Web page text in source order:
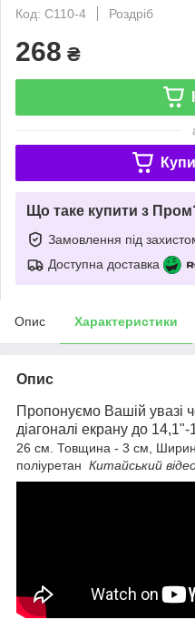
Код: С110-4
Роздріб
268 ₴
Що таке купити з
Замовлення під
Доступна доставка
Опис Характеристики
Опис
Пропонуємо Вашій увазі
діагоналі екрану до 14,1"-
26 см. Товщина - 3 см,
поліуретан Китайський